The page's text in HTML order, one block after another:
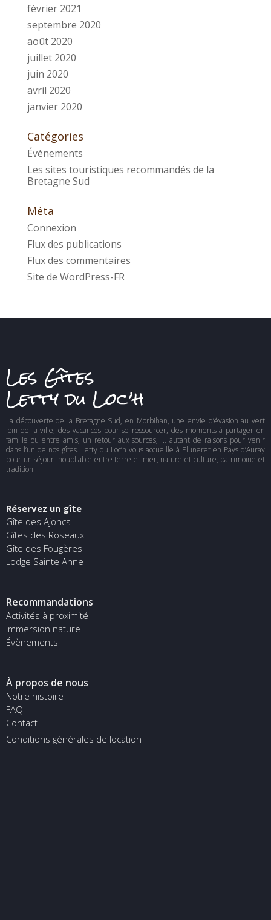
février 2021
septembre 2020
août 2020
juillet 2020
juin 2020
avril 2020
janvier 2020
Catégories
Évènements
Les sites touristiques recommandés de la
Bretagne Sud
Méta
Connexion
Flux des publications
Flux des commentaires
Site de WordPress-FR
Les Gîtes
Letty du Loc’h
La découverte de la Bretagne Sud, en Morbihan, une envie d’évasion au vert
loin de la ville, des vacances pour se ressourcer, des moments à partager en
famille ou entre amis, un retour aux sources, … autant de raisons pour venir
dans l’un de nos gîtes. Letty du Loc’h vous accueille à Pluneret en Pays d’Auray
pour un séjour inoubliable entre terre et mer, nature et culture, patrimoine et
tradition.
Réservez un gîte
Gîte des Ajoncs
Gîtes des Roseaux
Gîte des Fougères
Lodge Sainte Anne
Recommandations
Activités à proximité
Immersion nature
Évènements
À propos de nous
Notre histoire
FAQ
Contact
Conditions générales de location